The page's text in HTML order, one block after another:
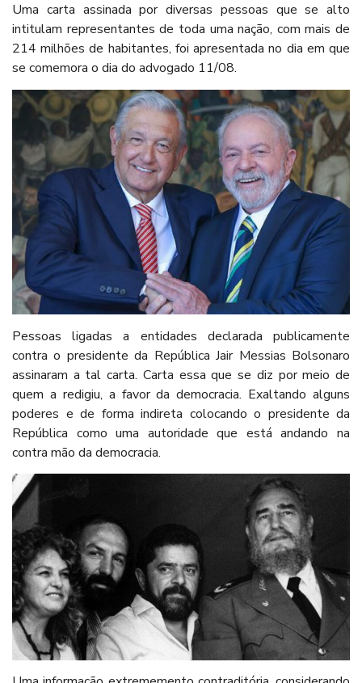
Uma carta assinada por diversas pessoas que se alto
intitulam representantes de toda uma nação, com mais de
214 milhões de habitantes, foi apresentada no dia em que
se comemora o dia do advogado 11/08.
Pessoas ligadas a entidades declarada publicamente
contra o presidente da República Jair Messias Bolsonaro
assinaram a tal carta. Carta essa que se diz por meio de
quem a redigiu, a favor da democracia. Exaltando alguns
poderes e de forma indireta colocando o presidente da
República como uma autoridade que está andando na
contra mão da democracia.